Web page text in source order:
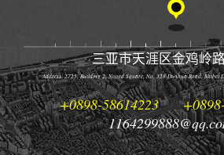
三亚市天涯区金鸡岭
Address: 2725, Building 2, Noord Square, No. 328 Dunhua Road, Shibei
+0898-58614223